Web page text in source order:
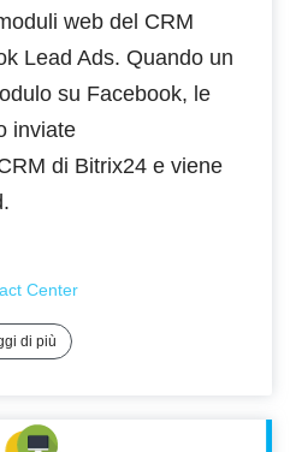
web del CRM
Lead Ads. Quando un
su Facebook, le
inviate
di Bitrix24 e viene
di più
Center